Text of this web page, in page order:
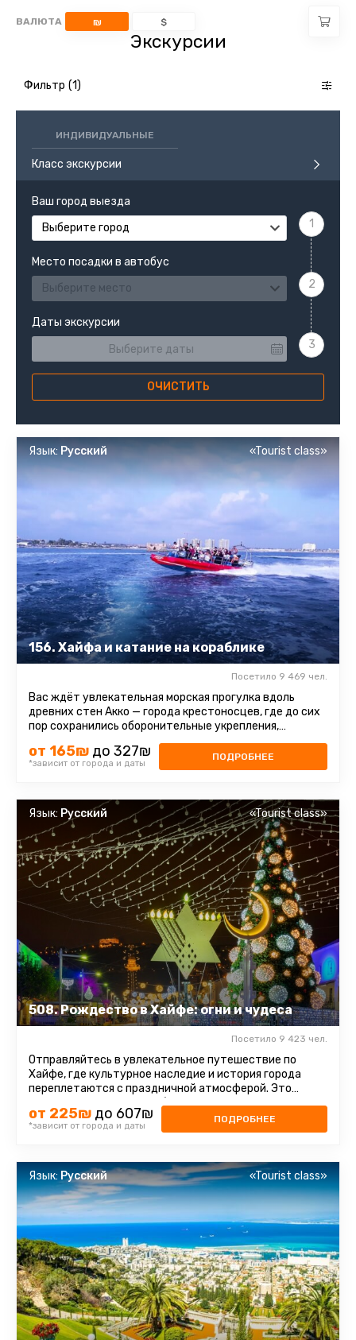
ВАЛЮТА ₪ $
Экскурсии
Фильтр
ИНДИВИДУАЛЬНЫЕ
Класс экскурсии
Ваш город выезда
Выберите город
Место посадки в автобус
Выберите место
Даты экскурсии
ОЧИСТИТЬ
156. Хайфа и катание на кораблике
Язык: Русский «Tourist class»
Посетило 9 469 чел.
Вас ждёт увлекательная морская прогулка вдоль
древних стен Акко — города крестоносцев, где до сих
пор сохранились оборонительные укрепления,
постройки и восточный ...
от 165₪ до 327₪
*зависит от города и даты
ПОДРОБНЕЕ
508. Рождество в Хайфе: огни и чудеса
Язык: Русский «Tourist class»
Посетило 9 423 чел.
Отправляйтесь в увлекательное путешествие по
Хайфе, где культурное наследие и история города
переплетаются с праздничной атмосферой. Это
время, когда Хайфа преображается ...
от 225₪ до 607₪
*зависит от города и даты
ПОДРОБНЕЕ
Язык:Русский «Tourist class»